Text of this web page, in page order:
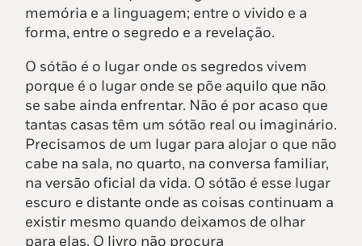
memória e a linguagem; entre o vivido e a
forma, entre o segredo e a revelação.
O sótão é o lugar onde os segredos vivem
porque é o lugar onde se põe aquilo que não
se sabe ainda enfrentar. Não é por acaso que
tantas casas têm um sótão real ou imaginário.
Precisamos de um lugar para alojar o que não
cabe na sala, no quarto, na conversa familiar,
na versão oficial da vida. O sótão é esse lugar
escuro e distante onde as coisas continuam a
existir mesmo quando deixamos de olhar
para elas. O livro não procura